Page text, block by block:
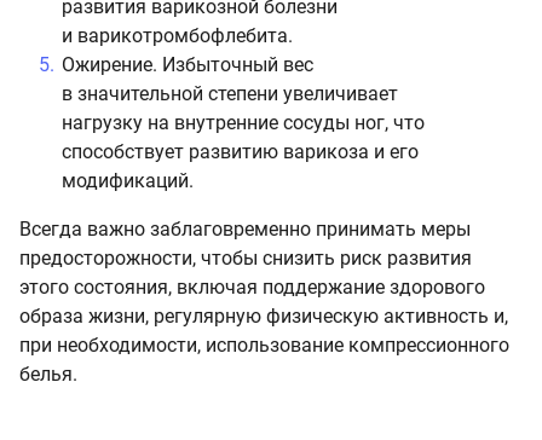
развития варикозной болезни
и варикотромбофлебита.
Ожирение. Избыточный вес
в значительной степени увеличивает
нагрузку на внутренние сосуды ног, что
способствует развитию варикоза и его
модификаций.
Всегда важно заблаговременно принимать меры
предосторожности, чтобы снизить риск развития
этого состояния, включая поддержание здорового
образа жизни, регулярную физическую активность и,
при необходимости, использование компрессионного
белья.